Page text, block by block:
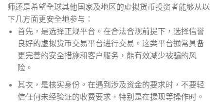
师还是希望全球其他国家及地区的虚拟货币投资者能够从以
下几方面更安全地参与：
首先，是选择正规平台。在合法合规前提下，选择信誉
良好的虚拟货币交易平台进行交易。这类平台通常具备
更完善的安全措施和客户服务，能有效减少被骗的风
险。
其次，是核实身份。在遇到涉及资金的要求时，不要轻
信任何未经验证的收费要求，特别是在提现等操作时。